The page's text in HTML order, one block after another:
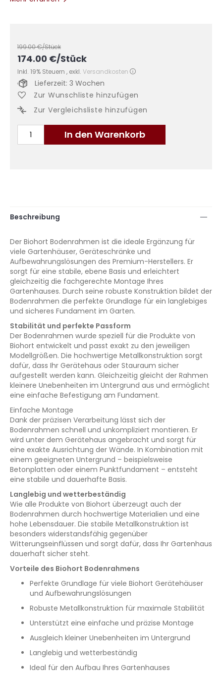
199.00€/Stück
174.00 €/Stück
Inkl. 19% Steuern , exkl. Versandkosten
In den Warenkorb
Lieferzeit: 3 Wochen
Zur Wunschliste hinzufügen
Zur Vergleichsliste hinzufügen
Beschreibung
Der Biohort Bodenrahmen ist die ideale Ergänzung für
viele Gartenhäuser, Geräteschränke und
Aufbewahrungslösungen des Premium-Herstellers. Er
sorgt für eine stabile, ebene Basis und erleichtert
gleichzeitig die fachgerechte Montage Ihres
Gartenhauses. Durch seine robuste Konstruktion bildet der
Bodenrahmen die perfekte Grundlage für ein langlebiges
und sicheres Fundament im Garten.
Stabilität und perfekte Passform
Der Bodenrahmen wurde speziell für die Produkte von
Biohort entwickelt und passt exakt zu den jeweiligen
Modellgrößen. Die hochwertige Metallkonstruktion sorgt
dafür, dass Ihr Gerätehaus oder Stauraum sicher
aufgestellt werden kann. Gleichzeitig gleicht der Rahmen
kleinere Unebenheiten im Untergrund aus und ermöglicht
eine einfache Befestigung am Fundament.
Einfache Montage
Dank der präzisen Verarbeitung lässt sich der
Bodenrahmen schnell und unkompliziert montieren. Er
wird unter dem Gerätehaus angebracht und sorgt für
eine exakte Ausrichtung der Wände. In Kombination mit
einem geeigneten Untergrund – beispielsweise
Betonplatten oder einem Punktfundament – entsteht
eine stabile und dauerhafte Basis.
Langlebig und wetterbeständig
Wie alle Produkte von Biohort überzeugt auch der
Bodenrahmen durch hochwertige Materialien und eine
hohe Lebensdauer. Die stabile Metallkonstruktion ist
besonders widerstandsfähig gegenüber
Witterungseinflüssen und sorgt dafür, dass Ihr Gartenhaus
dauerhaft sicher steht.
Vorteile des Biohort Bodenrahmens
Perfekte Grundlage für viele Biohort Gerätehäuser
und Aufbewahrungslösungen
Robuste Metallkonstruktion für maximale Stabilität
Unterstützt eine einfache und präzise Montage
Ausgleich kleiner Unebenheiten im Untergrund
Langlebig und wetterbeständig
Ideal für den Aufbau Ihres Gartenhauses